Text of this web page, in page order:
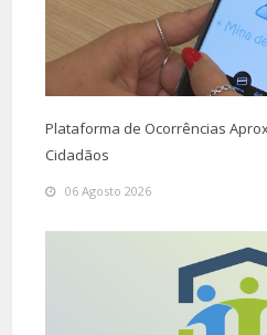
Plataforma de Ocorrências
Cidadãos
06 Agosto 2026